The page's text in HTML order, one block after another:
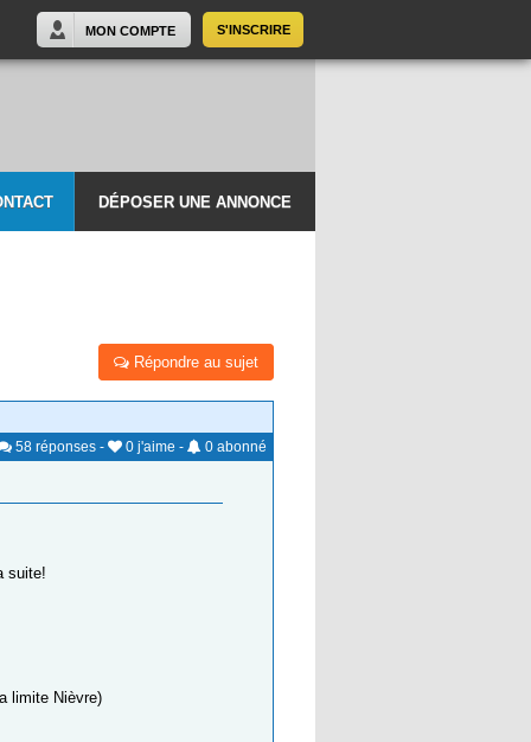
S'INSCRIRE
MON COMPTE
DÉPOSER UNE ANNONCE
Répondre au sujet
58 réponses - 0 j'aime - 0 abonné
suite!
limite Nièvre)